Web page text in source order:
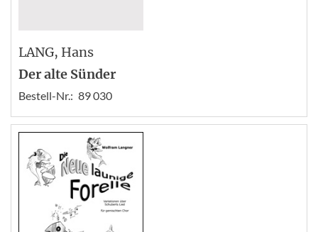
LANG, Hans
Der alte Sünder
Bestell-Nr.: 89 030